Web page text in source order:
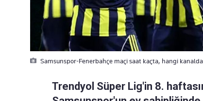
Samsunspor-Fenerbahçe maçi saat kaçta, hangi
Trendyol Süper Lig'in 8.